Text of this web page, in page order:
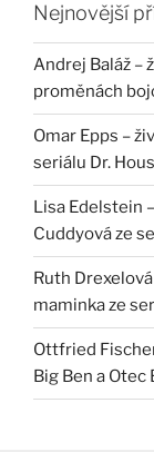
Nejnovější
Andrej Baláž –
proměnách
Omar Epps –
seriálu Dr.
Lisa Edelstein
Cuddyová ze
Ruth
maminka ze
Ottfried
Big Ben a Otec